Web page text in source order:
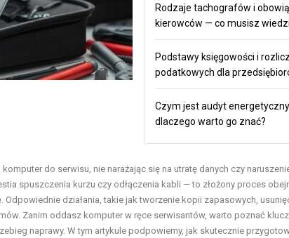
Rodzaje tachografów i
kierowców — co musisz
Podstawy księgowości i
podatkowych dla
Czym jest audyt
dlaczego warto go znać?
do serwisu, nie narażając się na utratę danych czy
spuszczenia kurzu czy odłączenia kabli — to złożony proces
działania, takie jak tworzenie kopii zapasowych,
Zanim oddasz komputer w ręce serwisantów, warto poznać
naprawy. W tym artykule podpowiemy, jak skutecznie